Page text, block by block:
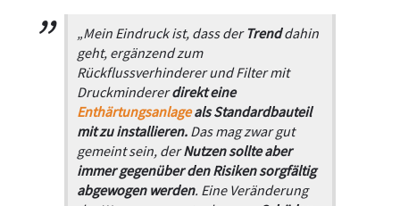
„Mein Eindruck ist, dass derTrenddahin
geht, ergänzend zum
Rückflussverhinderer und Filter mit
Druckmindererdirekt eine
Enthärtungsanlageals Standardbauteil
mit zu installieren. Das mag zwar gut
gemeint sein, derNutzen sollte aber
immer gegenüber den Risiken sorgfältig
abgewogen werden. Eine Veränderung